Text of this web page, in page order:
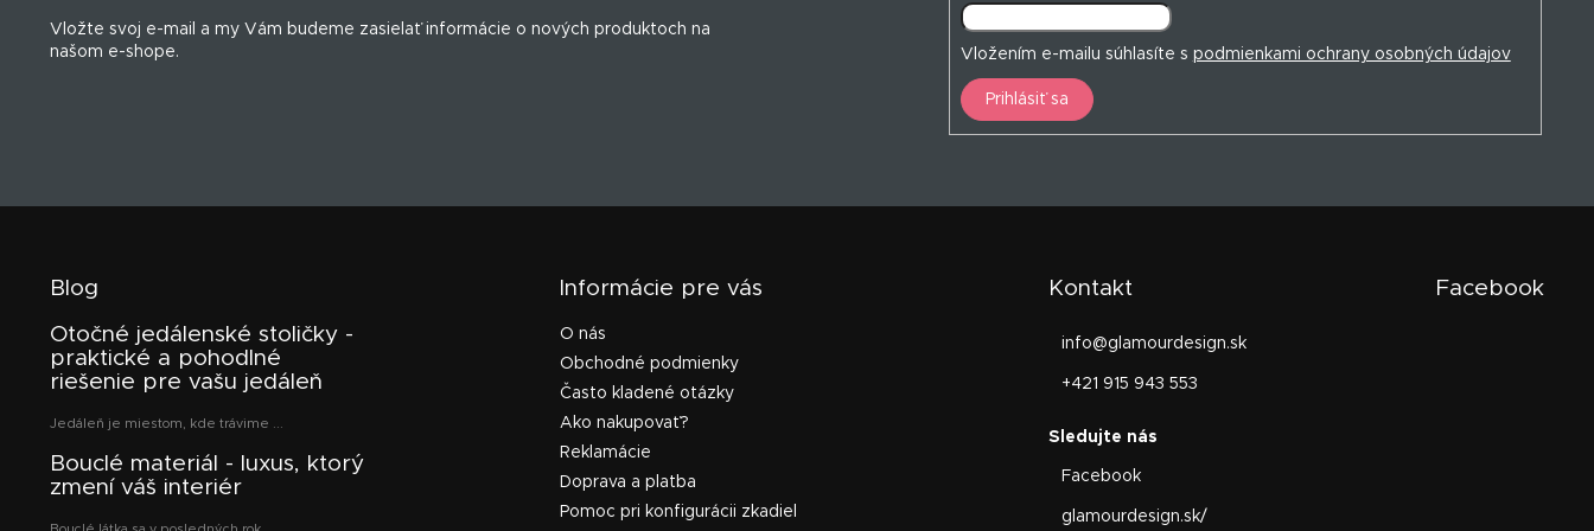
Vložte svoj e-mail a my Vám budeme zasielať informácie o nových produktoch na
našom e-shope.
Vložením e-mailu súhlasíte s podmienkami ochrany osobných údajov
Prihlásiť sa
Blog
Otočné jedálenské stoličky -
praktické a pohodlné
riešenie pre vašu jedáleň
Jedáleň je miestom, kde trávime ...
Bouclé materiál - luxus, ktorý
zmení váš interiér
Informácie pre vás
O nás
Obchodné podmienky
Často kladené otázky
Ako nakupovať?
Reklamácie
Doprava a platba
Pomoc pri konfigurácii zkadiel
Kontakt
info@glamourdesign.sk
+421 915 943 553
Facebook
glamourdesign.sk/
Facebook